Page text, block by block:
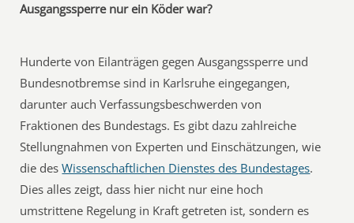
Ausgangssperre nur ein Köder war?
Hunderte von Eilanträgen gegen Ausgangssperre und
Bundesnotbremse sind in Karlsruhe eingegangen,
darunter auch Verfassungsbeschwerden von
Fraktionen des Bundestags. Es gibt dazu zahlreiche
Stellungnahmen von Experten und Einschätzungen, wie
die desWissenschaftlichen Dienstes des Bundestages.
Dies alles zeigt, dass hier nicht nur eine hoch
umstrittene Regelung in Kraft getreten ist, sondern es